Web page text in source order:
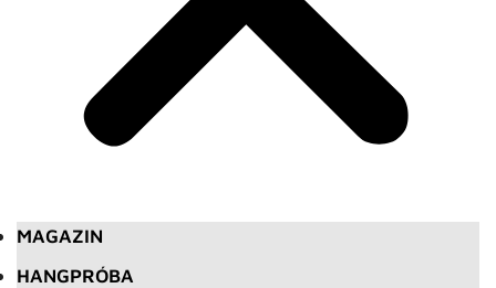
MAGAZIN
HANGPRÓBA